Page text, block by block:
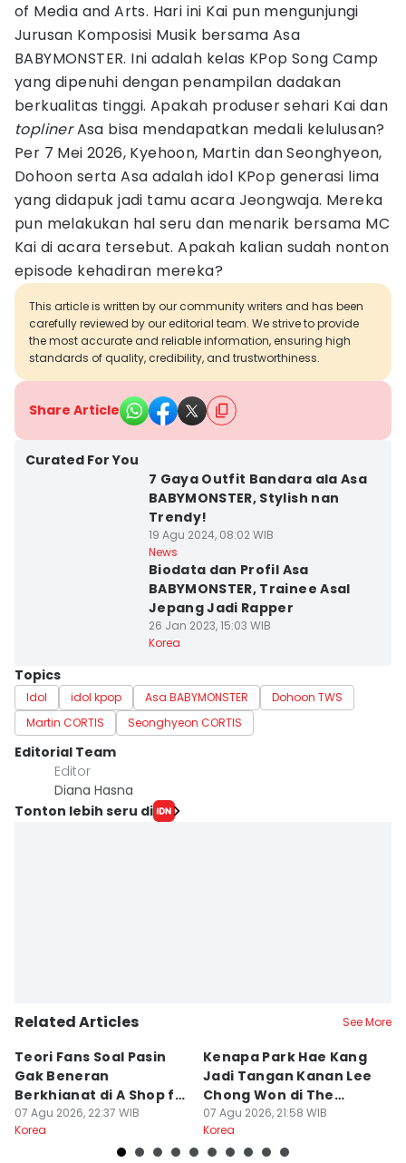
of Media and Arts. Hari ini Kai pun mengunjungi
Jurusan Komposisi Musik bersama Asa
BABYMONSTER. Ini adalah kelas KPop Song Camp
yang dipenuhi dengan penampilan dadakan
berkualitas tinggi. Apakah produser sehari Kai dan
toplinerAsa bisa mendapatkan medali kelulusan?
Per 7 Mei 2026, Kyehoon, Martin dan Seonghyeon,
Dohoon serta Asa adalah idol KPop generasi lima
yang didapuk jadi tamu acara Jeongwaja. Mereka
pun melakukan hal seru dan menarik bersama MC
Kai di acara tersebut. Apakah kalian sudah nonton
episode kehadiran mereka?
This article is written by our community writers and has been
carefully reviewed by our editorial team. We strive to provide
the most accurate and reliable information, ensuring high
standards of quality, credibility, and trustworthiness.
Share Article
Curated For You
7 Gaya Outfit Bandara ala Asa
BABYMONSTER, Stylish nan
Trendy!
19 Agu 2024, 08:02 WIB
News
Biodata dan Profil Asa
BABYMONSTER, Trainee Asal
Jepang Jadi Rapper
26 Jan 2023, 15:03 WIB
Korea
Topics
Idol idol kpop Asa BABYMONSTER
Dohoon TWS
Martin CORTIS
Seonghyeon CORTIS
Editorial Team
Editor
Diana Hasna
Tonton lebih seru di
Related Articles See More
Teori Fans Soal Pasin
Gak Beneran
Berkhianat di A Shop for
Killers 2
07 Agu 2026, 22:37 WIB
Korea
Kenapa Park Hae Kang
Jadi Tangan Kanan Lee
Chong Won di The
Apartment Job?
07 Agu 2026, 21:58 WIB
Korea